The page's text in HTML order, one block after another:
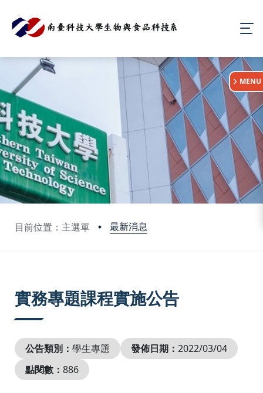
目前位置：主選單 最新消息
:::
MENU
實務專題課程實施公告
公告類別： 學生專題 發佈日期： 2022/03/04
點閱數： 886